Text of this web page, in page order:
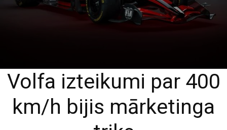
Volfa izteikumi par 400
km/h bijis mārketinga